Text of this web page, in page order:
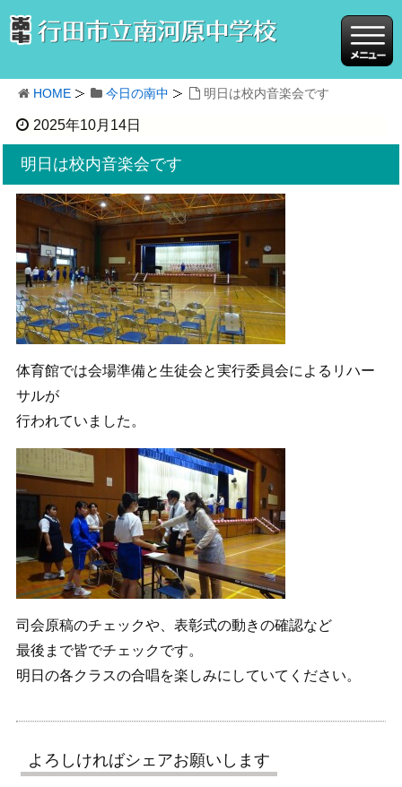
HOME 今日の南中 明日は校内音楽会です
2025年10月14日
明日は校内音楽会です
体育館では会場準備と生徒会と実行委員会によるリハー
サルが
行われていました。
司会原稿のチェックや、表彰式の動きの確認など
最後まで皆でチェックです。
明日の各クラスの合唱を楽しみにしていてください。
よろしければシェアお願いします